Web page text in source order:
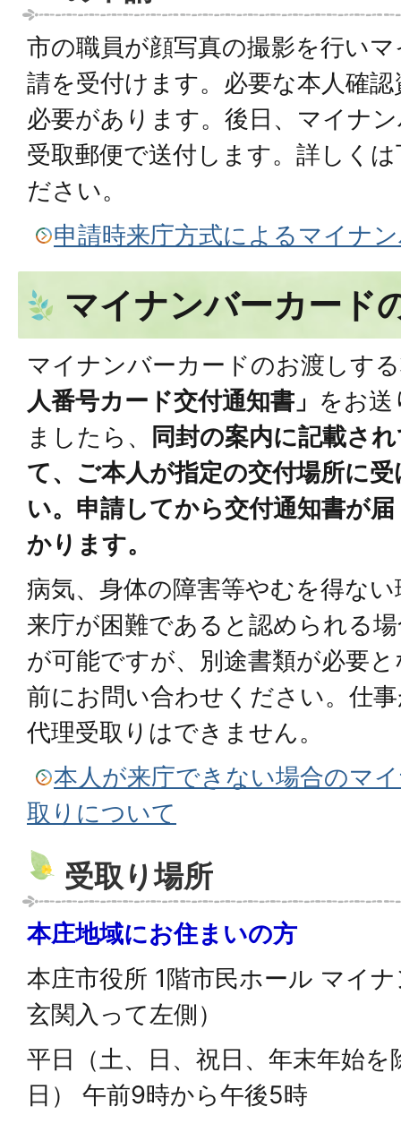
市の職員が顔写真の撮影を行い
請を受付けます。必要な本人確
必要があります。後日、マイナ
受取郵便で送付します。詳しく
ださい。
申請時来庁方式によるマイナ
マイナンバーカード
マイナンバーカードのお渡しす
人番号カード交付通知書」 をお
ましたら、
同封の案内に記載さ
て、ご本人が指定の交付場所に
い。申請してから交付通知書が
かります。
病気、身体の障害等やむを得な
来庁が困難であると認められる
が可能ですが、別途書類が必要
前にお問い合わせください。仕
代理受取りはできません。
本人が来庁できない場合のマ
取りについて
受取り場所
本庄地域にお住まいの方
本庄市役所 1階市民ホール マイ
玄関入って左側）
平日（土、日、祝日、年末年始
日） 午前9時から午後5時